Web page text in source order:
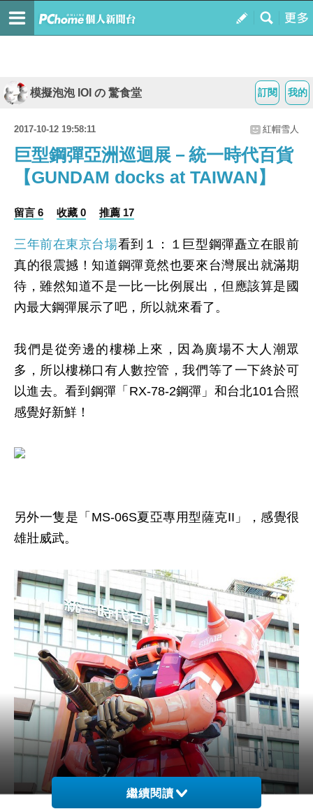
我的
訂閱
模擬泡泡 IOI の 驚食堂
2017-10-12 19:58:11 紅帽雪人
巨型鋼彈亞洲巡迴展－統一時代百貨
【GUNDAM docks at TAIWAN】
留言 6 收藏 0 推薦 17
三年前在東京台場看到１：１巨型鋼彈矗立在眼前
真的很震撼！知道鋼彈竟然也要來台灣展出就滿期
待，雖然知道不是一比一比例展出，但應該算是國
內最大鋼彈展示了吧，所以就來看了。
我們是從旁邊的樓梯上來，因為廣場不大人潮眾
多，所以樓梯口有人數控管，我們等了一下終於可
以進去。看到鋼彈「RX-78-2鋼彈」和台北101合照
感覺好新鮮！
另外一隻是「MS-06S夏亞專用型薩克II」，感覺很
雄壯威武。
繼續閱讀